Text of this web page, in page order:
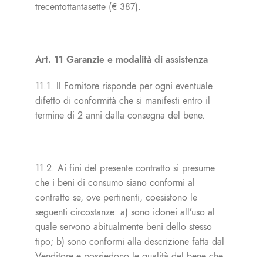
trecentottantasette (€ 387).
Art. 11 Garanzie e modalità di assistenza
11.1. Il Fornitore risponde per ogni eventuale
difetto di conformità che si manifesti entro il
termine di 2 anni dalla consegna del bene.
11.2. Ai fini del presente contratto si presume
che i beni di consumo siano conformi al
contratto se, ove pertinenti, coesistono le
seguenti circostanze: a) sono idonei all’uso al
quale servono abitualmente beni dello stesso
tipo; b) sono conformi alla descrizione fatta dal